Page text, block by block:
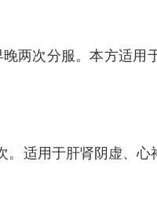
两次分服。本方适
适用于肝肾阴虚、